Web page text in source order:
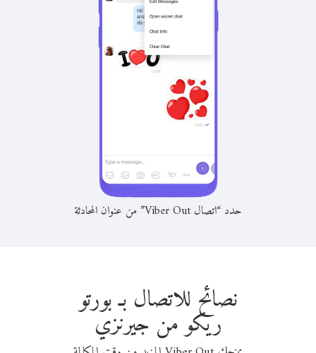
حدد “اتصال Viber Out” من عنوان المحادثة
نصائح للاتصال بـ بورتو
ريكو من جيرنزي